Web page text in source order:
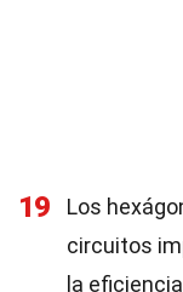
19
Los
circuitos
la